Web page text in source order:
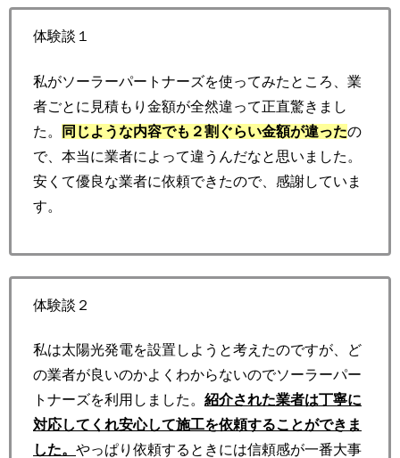
体験談１
私がソーラーパートナーズを使ってみたところ、業
者ごとに見積もり金額が全然違って正直驚きまし
た。
同じような内容でも２割ぐらい金額が違ったの
で、本当に業者によって違うんだなと思いました。
安くて優良な業者に依頼できたので、感謝していま
す。
体験談２
私は太陽光発電を設置しようと考えたのですが、ど
の業者が良いのかよくわからないのでソーラーパー
トナーズを利用しました。 紹介された業者は丁寧に
対応してくれ安心して施工を依頼することができま
した。 やっぱり依頼するときには信頼感が一番大事